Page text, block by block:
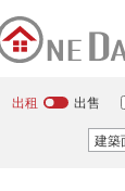
出租 出售
建築